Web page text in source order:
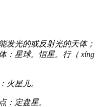
发光的或反射光的天体；
：星球。恒星。行（ xíng
火星儿。
：定盘星。